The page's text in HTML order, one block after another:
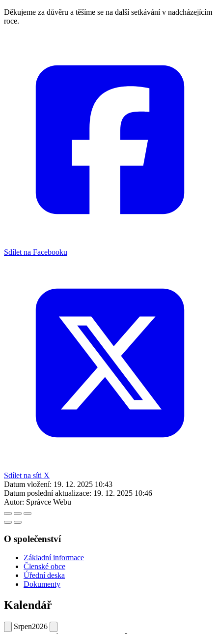
Děkujeme za důvěru a těšíme se na další setkávání v nadcházejícím
roce.
Sdílet na Facebooku
Sdílet na síti X
Datum vložení: 19. 12. 2025 10:43
Datum poslední aktualizace: 19. 12. 2025 10:46
Autor: Správce Webu
O společenství
Základní informace
Členské obce
Úřední deska
Dokumenty
Kalendář
Srpen2026